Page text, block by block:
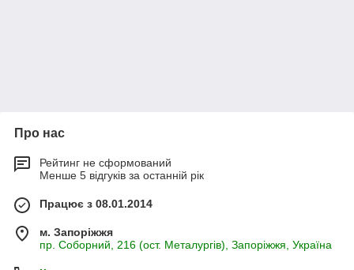
Про нас
Рейтинг не сформований
Менше 5 відгуків за останній рік
Працює з 08.01.2014
м. Запоріжжя
пр. Соборний, 216 (ост. Металургів), Запоріжжя, Україна